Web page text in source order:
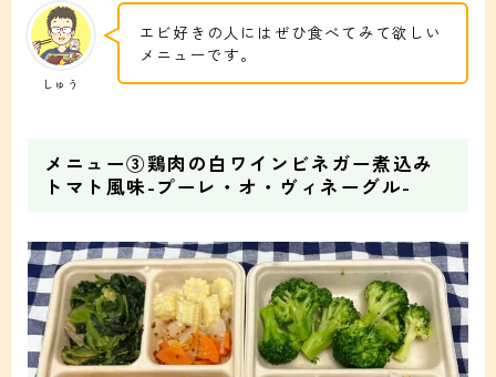
しゅう
エビ好きの人にはぜひ食べてみて欲しい
メニューです。
メニュー③鶏肉の白ワインビネガー煮込み
トマト風味-プーレ・オ・ヴィネーグル-